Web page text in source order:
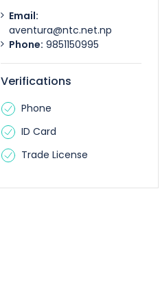
Email:
aventura@ntc.net.np
Phone: 9851150995
Verifications
Phone
ID Card
Trade License